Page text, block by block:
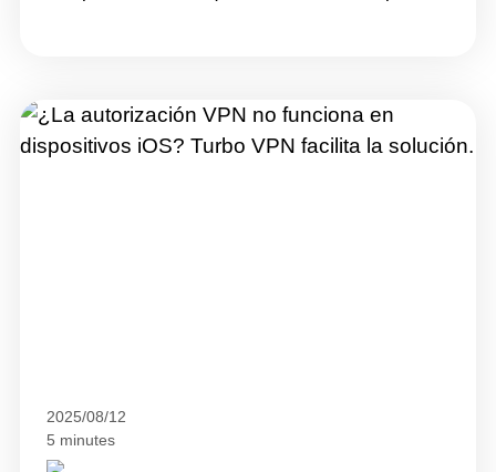
actualizaciones están diseñadas para ofrecerte
mayor privacidad&hellip; Continue reading
Mejora tu privacidad en iOS: Turbo VPN 4.2.0
2025/08/12
5 minutes